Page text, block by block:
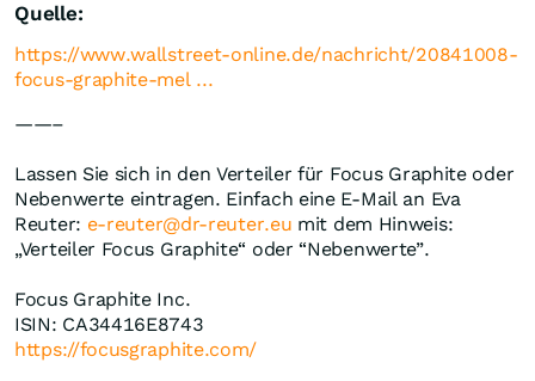
Quelle:
https://www.wallstreet-online.de/nachricht/20841008-
focus-graphite-mel ...
——–
Lassen Sie sich in den Verteiler für Focus Graphite oder
Nebenwerte eintragen. Einfach eine E-Mail an Eva
Reuter: e-reuter@dr-reuter.eu mit dem Hinweis:
„Verteiler Focus Graphite“ oder “Nebenwerte”.
Focus Graphite Inc.
ISIN: CA34416E8743
https://focusgraphite.com/